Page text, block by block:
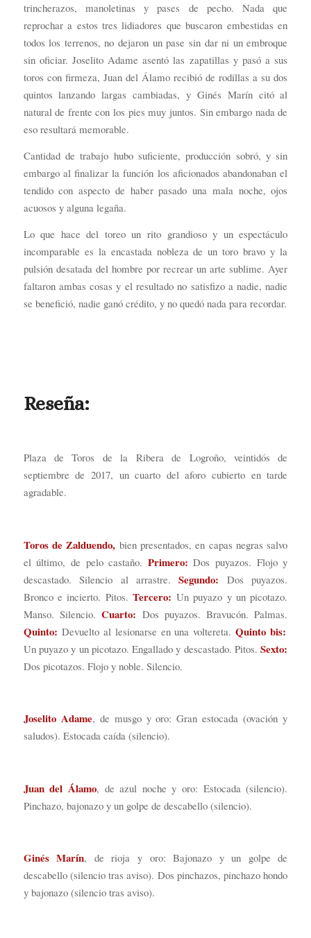
trincherazos, manoletinas y pases de pecho. Nada que
reprochar a estos tres lidiadores que buscaron embestidas en
todos los terrenos, no dejaron un pase sin dar ni un embroque
sin oficiar. Joselito Adame asentó las zapatillas y pasó a sus
toros con firmeza, Juan del Álamo recibió de rodillas a su dos
quintos lanzando largas cambiadas, y Ginés Marín citó al
natural de frente con los pies muy juntos. Sin embargo nada de
eso resultará memorable.
Cantidad de trabajo hubo suficiente, producción sobró, y sin
embargo al finalizar la función los aficionados abandonaban el
tendido con aspecto de haber pasado una mala noche, ojos
acuosos y alguna legaña.
Lo que hace del toreo un rito grandioso y un espectáculo
incomparable es la encastada nobleza de un toro bravo y la
pulsión desatada del hombre por recrear un arte sublime. Ayer
faltaron ambas cosas y el resultado no satisfizo a nadie, nadie
se benefició, nadie ganó crédito, y no quedó nada para recordar.
Reseña:
Plaza de Toros de la Ribera de Logroño, veintidós de
septiembre de 2017, un cuarto del aforo cubierto en tarde
agradable.
Toros de Zalduendo, bien presentados, en capas negras salvo
el último, de pelo castaño. Primero: Dos puyazos. Flojo y
descastado. Silencio al arrastre.Segundo: Dos puyazos.
Bronco e incierto. Pitos.Tercero: Un puyazo y un picotazo.
Manso. Silencio.Cuarto: Dos puyazos. Bravucón. Palmas.
Quinto: Devuelto al lesionarse en una voltereta.Quinto bis:
Un puyazo y un picotazo. Engallado y descastado. Pitos. Sexto:
Dos picotazos. Flojo y noble. Silencio.
Joselito Adame, de musgo y oro: Gran estocada (ovación y
saludos). Estocada caída (silencio).
Juan del Álamo, de azul noche y oro: Estocada (silencio).
Pinchazo, bajonazo y un golpe de descabello (silencio).
Ginés Marín, de rioja y oro: Bajonazo y un golpe de
descabello (silencio tras aviso). Dos pinchazos, pinchazo hondo
y bajonazo (silencio tras aviso).